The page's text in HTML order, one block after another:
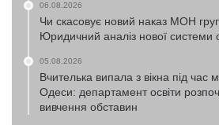
06.08.2026
Чи скасовує новий наказ МОН
Юридичний аналіз нової системи
05.08.2026
Вчителька випала з вікна під час
Одеси: департамент освіти
вивчення обставин